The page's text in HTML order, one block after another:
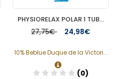
PHYSIORELAX POLAR 1 TUBO 250 ML
27,75€ 24,98€
10% Beblue Duque de la Victori...
(0)